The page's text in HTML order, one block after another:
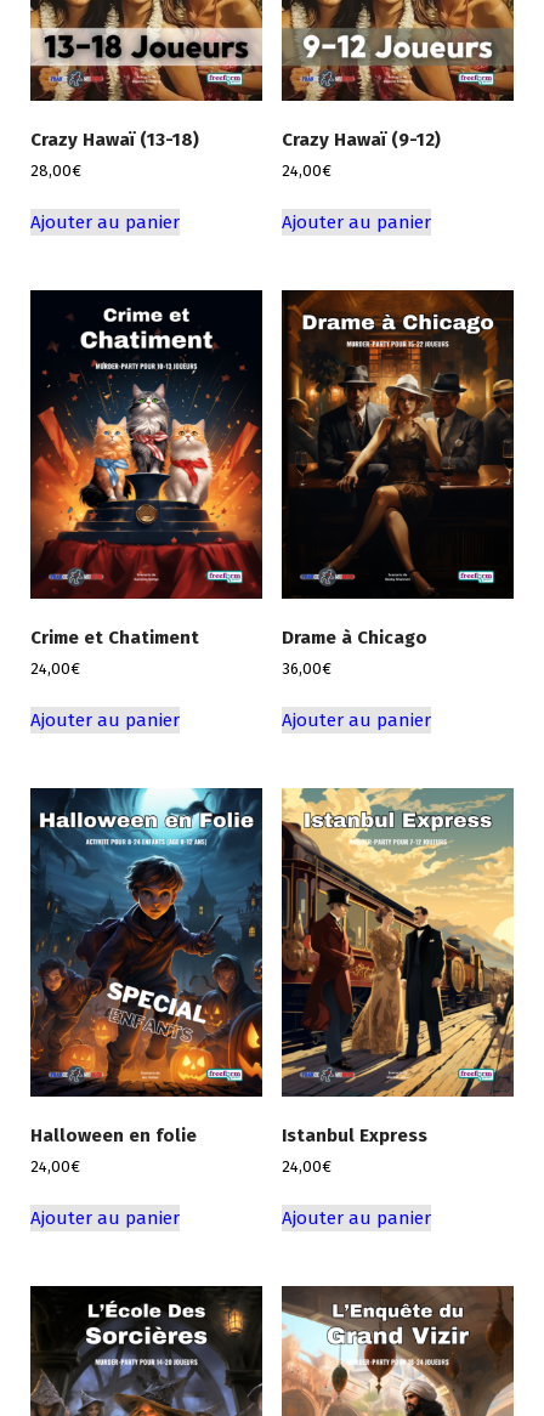
Crazy Hawaï (13-18)
28,00€
Ajouter au panier
Crazy Hawaï (9-12)
24,00€
Ajouter au panier
Crime et Chatiment
24,00€
Ajouter au panier
Drame à Chicago
36,00€
Ajouter au panier
Halloween en folie
24,00€
Ajouter au panier
Istanbul Express
24,00€
Ajouter au panier